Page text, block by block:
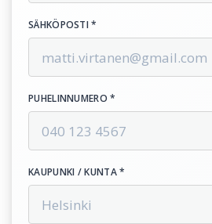
SÄHKÖPOSTI *
PUHELINNUMERO *
KAUPUNKI / KUNTA *